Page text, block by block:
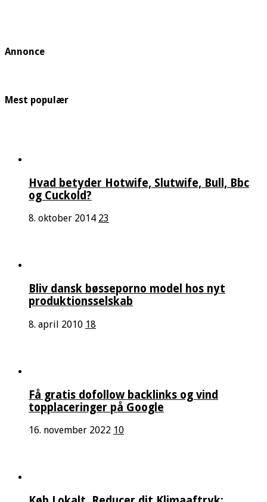
Annonce
Mest populær
Hvad betyder Hotwife, Slutwife, Bull, Bbc
og Cuckold?
8. oktober 2014 23
Bliv dansk bøsseporno model hos nyt
produktionsselskab
8. april 2010 18
Få gratis dofollow backlinks og vind
topplaceringer på Google
16. november 2022 10